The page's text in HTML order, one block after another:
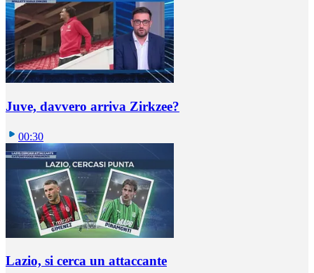
Juve, davvero arriva Zirkzee?
00:30
Lazio, si cerca un attaccante